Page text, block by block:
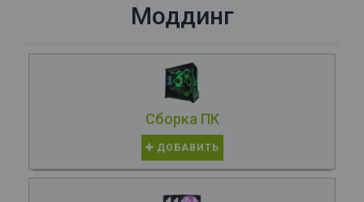
Моддинг
Сборка ПК
ДОБАВИТЬ